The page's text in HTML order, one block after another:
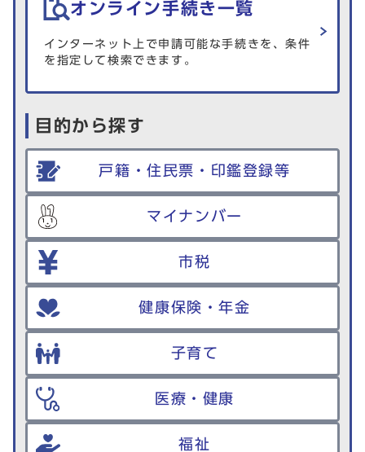
オンライン手続き一覧
インターネット上で申請可能な手続きを、条件
を指定して検索できます。
目的から探す
戸籍・住民票・印鑑登録等
マイナンバー
市税
健康保険・年金
子育て
医療・健康
福祉